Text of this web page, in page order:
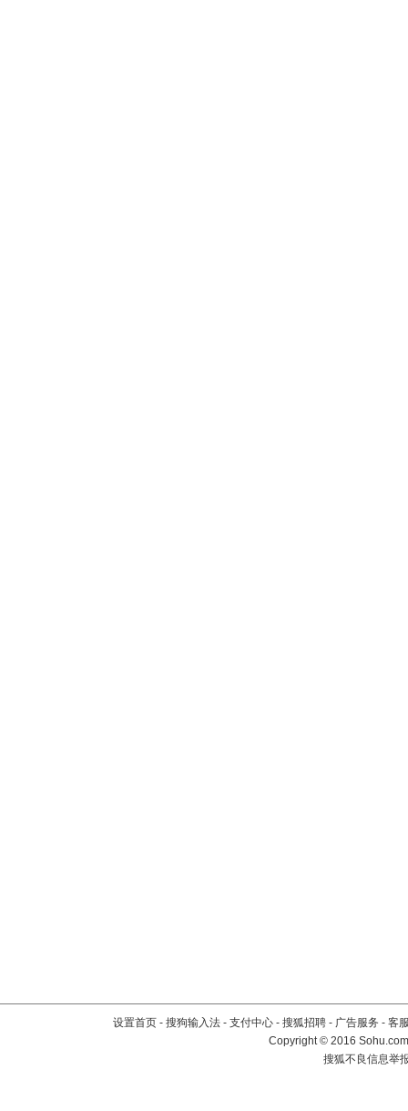
设置首页 - 搜狗输入法 - 支付中心 - 搜狐招聘 - 广告服务 - 客
Copyright©2016
搜狐不良信息举